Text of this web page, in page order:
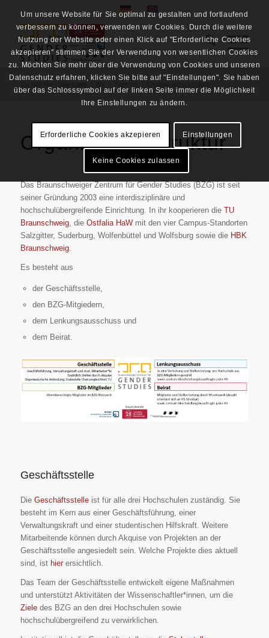
Organisationsstruktur
Das Braunschweiger Zentrum für Gender Studies (BZG) ist seit
seiner Gründung 2003 eine interdisziplinäre und
hochschulübergreifende Einrichtung. In ihr kooperieren die TU
Braunschweig, die Ostfalia HaWmit den vier Campus-Standorten
Salzgitter, Suderburg, Wolfenbüttel und Wolfsburg sowie die HBK
Braunschweig.
Es besteht aus
der Geschäftsstelle,
den BZG-Mitgiedern,
dem Lenkungsausschuss und
dem Beirat.
Geschäftsstelle
Die Geschäftsstelleist für alle drei Hochschulen zuständig. Sie
besteht im Kern aus einer Geschäftsführung, einer
Verwaltungskraft und einer studentischen Hilfskraft. Weitere
Mitarbeitende können durch Akquise von Projekten an der
Geschäftsstelle angesiedelt sein. Welche Projekte dies aktuell
sind, ist hierersichtlich.
Das Team der Geschäftsstelle entwickelt eigene Maßnahmen
und unterstützt Aktivitäten der Wissenschaftler*innen, um die
Zieledes BZG an den drei Hochschulen sowie
hochschulübergreifend zu verwirklichen.
Um unsere Website für Sie optimal zu gestalten und fortlaufend
verbessern zu können, verwenden wir Cookies. Durch die weitere
Nutzung der Website oder einen Klick auf "Erforderliche Cookies
akzepieren" stimmen Sie der Verwendung von wesentlichen Cookies
zu. Möchten Sie mehr über die Verwendung von Cookies und unseren
Datenschutz erfahren, klicken Sie bitte auf "Einstellungen". Sie haben
über das Schlosssymbol auf der linken Seite immer die Möglichkeit
Ihre Einstellungen zu ändern.
Erforderliche Cookies akzepieren Einstellungen
Keine Cookies zulassen